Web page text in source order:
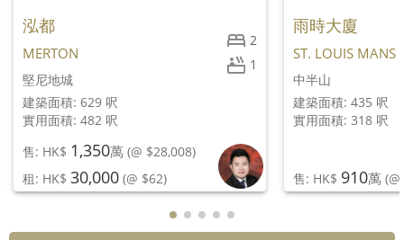
2
1
泓都
MERTON
堅尼地城
建築面積: 629 呎
實用面積: 482 呎
售: HK$ 1,350萬 (@ $28,008)
租: HK$ 30,000 (@ $62)
雨時大廈
ST. LOUIS MANS
中半山
建築面積: 435 呎
實用面積: 318 呎
售: HK$ 910萬